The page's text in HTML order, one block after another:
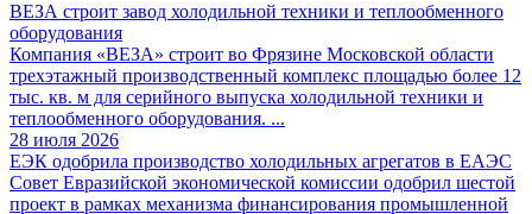
ВЕЗА строит завод холодильной техники и теплообменного
оборудования
Компания «ВЕЗА» строит во Фрязине Московской области
трехэтажный производственный комплекс площадью более 12
тыс. кв. м для серийного выпуска холодильной техники и
теплообменного оборудования. ...
28 июля 2026
ЕЭК одобрила производство холодильных агрегатов в ЕАЭС
Совет Евразийской экономической комиссии одобрил шестой
проект в рамках механизма финансирования промышленной